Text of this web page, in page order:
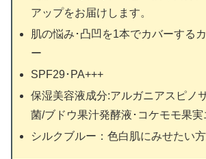
アップをお届けします。
肌の悩み･凸凹を1本でカバーする
ー
SPF29･PA+++
保湿美容液成分:アルガニアスピノ
菌/ブドウ果汁発酵液･コケモモ果実
シルクブルー：色白肌にみせたい方